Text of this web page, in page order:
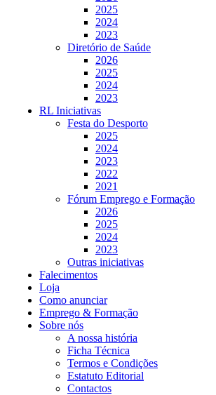
2025
2024
2023
Diretório de Saúde
2026
2025
2024
2023
RL Iniciativas
Festa do Desporto
2025
2024
2023
2022
2021
Fórum Emprego e Formação
2026
2025
2024
2023
Outras iniciativas
Falecimentos
Loja
Como anunciar
Emprego & Formação
Sobre nós
A nossa história
Ficha Técnica
Termos e Condições
Estatuto Editorial
Contactos